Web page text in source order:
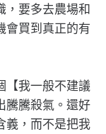
，要多去農場和
會買到真正的有
【我一般不建議
騰騰殺氣。還好
義，而不是把我